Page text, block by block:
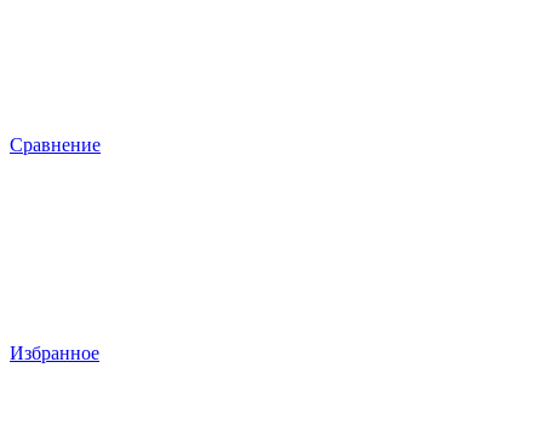
Сравнение
Избранное